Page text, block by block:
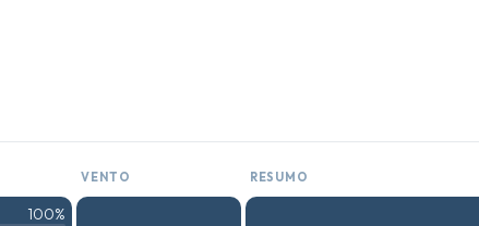
VENTO RESUMO
100%